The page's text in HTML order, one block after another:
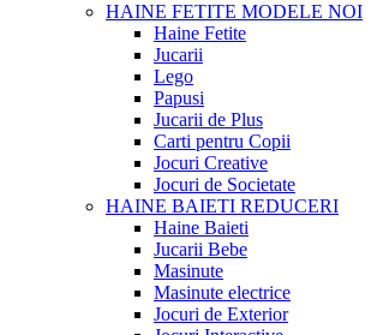
HAINE FETITE MODELE NOI
Haine Fetite
Jucarii
Lego
Papusi
Jucarii de Plus
Carti pentru Copii
Jocuri Creative
Jocuri de Societate
HAINE BAIETI REDUCERI
Haine Baieti
Jucarii Bebe
Masinute
Masinute electrice
Jocuri de Exterior